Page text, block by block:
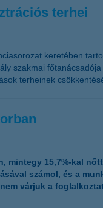
terhei
keretében
szakmai
terheinek
15,7%-kal
számol, és a
várjuk a